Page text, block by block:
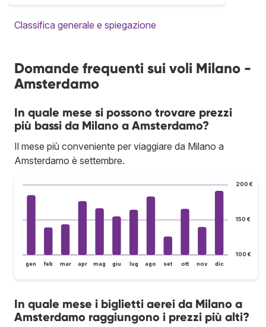
Classifica generale e spiegazione
Domande frequenti sui voli Milano -
Amsterdamo
In quale mese si possono trovare prezzi
più bassi da Milano a Amsterdamo?
Il mese più conveniente per viaggiare da Milano a
Amsterdamo è settembre.
100 €
150 €
200 €
gen feb mar apr mag giu lug ago set ott nov dic
In quale mese i biglietti aerei da Milano a
Amsterdamo raggiungono i prezzi più alti?